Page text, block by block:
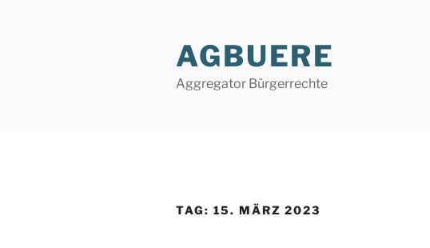
AGBUERE
Aggregator Bürgerrechte
TAG: 15. MÄRZ 2023